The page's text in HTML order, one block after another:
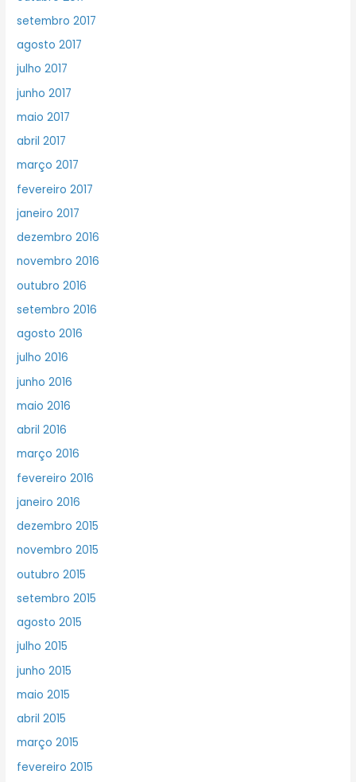
setembro 2017
agosto 2017
julho 2017
junho 2017
maio 2017
abril 2017
março 2017
fevereiro 2017
janeiro 2017
dezembro 2016
novembro 2016
outubro 2016
setembro 2016
agosto 2016
julho 2016
junho 2016
maio 2016
abril 2016
março 2016
fevereiro 2016
janeiro 2016
dezembro 2015
novembro 2015
outubro 2015
setembro 2015
agosto 2015
julho 2015
junho 2015
maio 2015
abril 2015
março 2015
fevereiro 2015